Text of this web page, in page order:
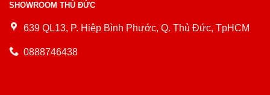
SHOWROOM THỦ ĐỨC
639 QL13, P. Hiệp Bình Phước, Q. Thủ Đức, TpHCM
0888746438